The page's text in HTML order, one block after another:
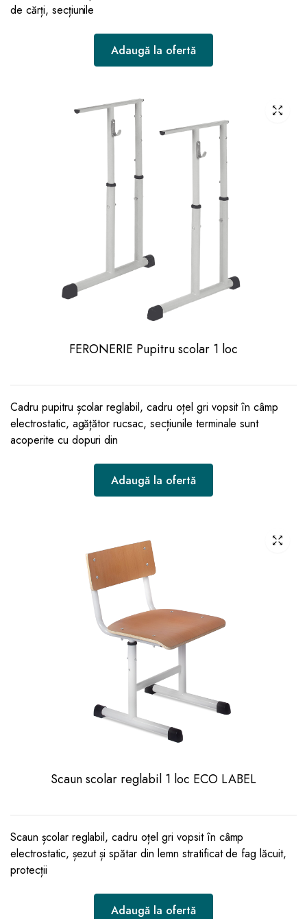
de cărți, secțiunile
Adaugă la ofertă
FERONERIE Pupitru scolar 1 loc
Cadru pupitru școlar reglabil, cadru oțel gri vopsit în câmp
electrostatic, agățător rucsac, secțiunile terminale sunt
acoperite cu dopuri din
Adaugă la ofertă
Scaun scolar reglabil 1 loc ECO LABEL
Scaun școlar reglabil, cadru oțel gri vopsit în câmp
electrostatic, șezut și spătar din lemn stratificat de fag lăcuit,
protecții
Adaugă la ofertă